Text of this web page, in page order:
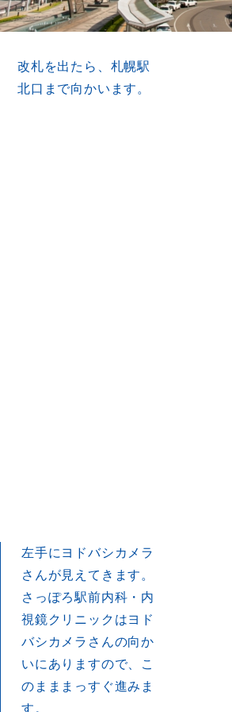
改札を出たら、札幌駅
北口まで向かいます。
左手にヨドバシカメラ
さんが見えてきます。
さっぽろ駅前内科・内
視鏡クリニックはヨド
バシカメラさんの向か
いにありますので、こ
のまままっすぐ進みま
す。